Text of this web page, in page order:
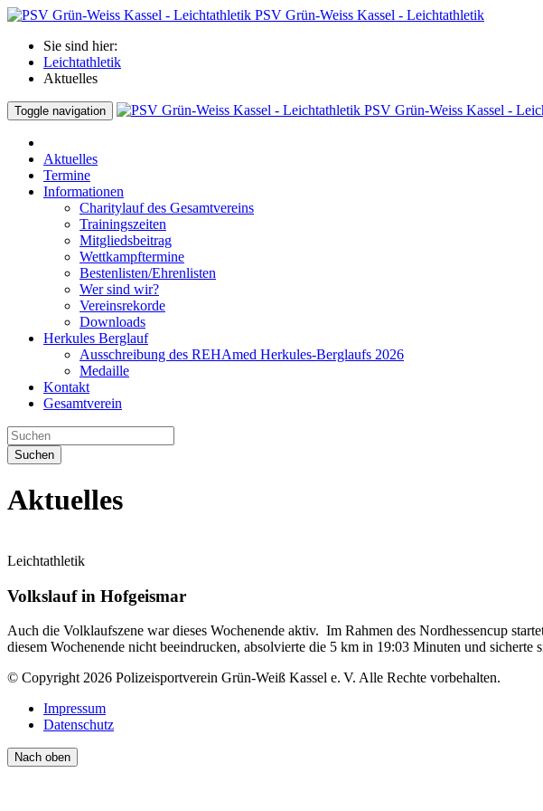
PSV Grün-Weiss Kassel - Leichtathletik
Sie sind hier:
Leichtathletik
Aktuelles
Toggle navigation PSV Grün-Weiss Kassel -
Aktuelles
Termine
Informationen
Charitylauf des Gesamtvereins
Trainingszeiten
Mitgliedsbeitrag
Wettkampftermine
Bestenlisten/Ehrenlisten
Wer sind wir?
Vereinsrekorde
Downloads
Herkules Berglauf
Ausschreibung des REHAmed Herkules-Berglaufs 2026
Medaille
Kontakt
Gesamtverein
Suchen
Aktuelles
Leichtathletik
Volkslauf in Hofgeismar
Auch die Volklaufszene war dieses Wochenende aktiv. Im Rahmen des Nordhessencup
diesem Wochenende nicht beeindrucken, absolvierte die 5 km in 19:03 Minuten und
© Copyright 2026 Polizeisportverein Grün-Weiß Kassel e. V. Alle Rechte vorbehalten.
Impressum
Datenschutz
Nach oben